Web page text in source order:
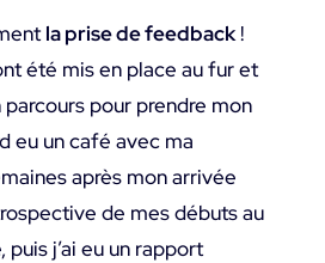
la prise de feedback!
été mis en place au fur et
pour prendre mon
eu un café avec ma
après mon arrivée
de mes débuts au
j’ai eu un rapport